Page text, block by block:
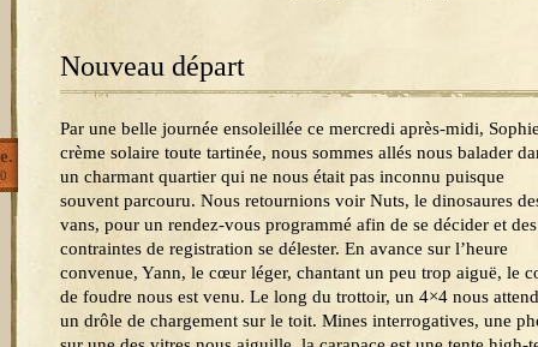
Nouveau départ
Par une belle journée ensoleillée ce mercredi après-midi,
crème solaire toute tartinée, nous sommes allés nous balader
un charmant quartier qui ne nous était pas inconnu puisque
souvent parcouru. Nous retournions voir Nuts, le dinosaures
vans, pour un rendez-vous programmé afin de se décider et des
contraintes de registration se délester. En avance sur l’heure
convenue, Yann, le cœur léger, chantant un peu trop aiguë, le
de foudre nous est venu. Le long du trottoir, un 4×4 nous
un drôle de chargement sur le toit. Mines interrogatives, une